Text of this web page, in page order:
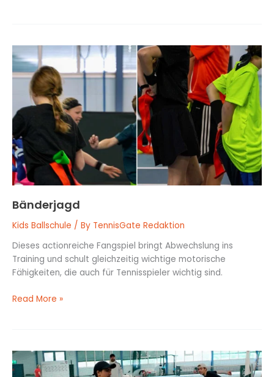
Bänderjagd
Kids Ballschule / By TennisGate Redaktion
Dieses actionreiche Fangspiel bringt Abwechslung ins
Training und schult gleichzeitig wichtige motorische
Fähigkeiten, die auch für Tennisspieler wichtig sind.
Bänderjagd
Read More »
Ballon-
Sprint-